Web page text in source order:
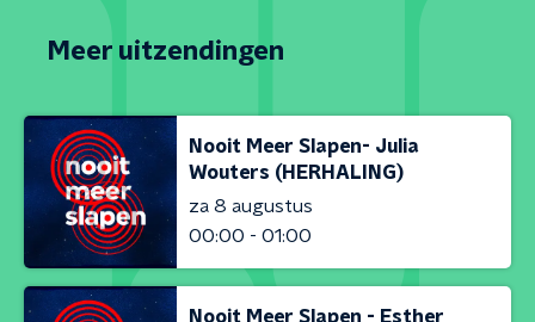
Meer uitzendingen
Nooit Meer Slapen- Julia
Wouters (HERHALING)
za 8 augustus
00:00 - 01:00
Nooit Meer Slapen - Esther